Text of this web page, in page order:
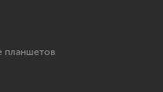
планшетов